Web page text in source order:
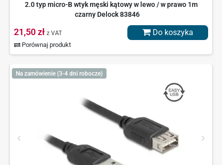
2.0 typ micro-B wtyk męski kątowy w lewo / w prawo 1m
czarny Delock 83846
21,50 zł z VAT
Porównaj produkt
Do koszyka
Na zamówienie (3-4 dni robocze)